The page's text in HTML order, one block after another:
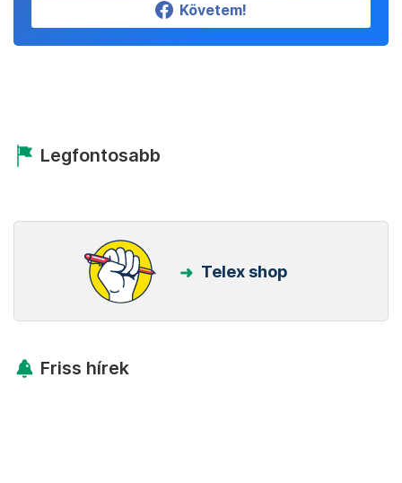
Követem!
Legfontosabb
Telex shop
Friss hírek